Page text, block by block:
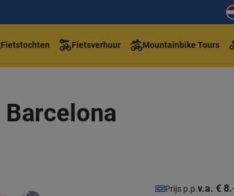
Fietstochten Fietsverhuur Mountainbike Tours
Prijs p.p.v.a. €